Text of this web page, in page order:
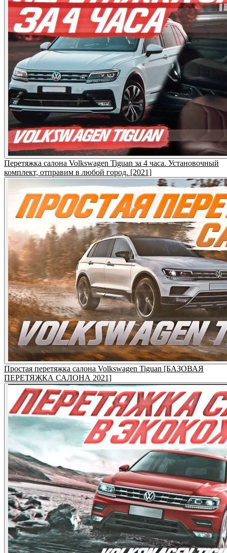
Перетяжка салона Volkswagen Tiguan за 4 часа. Установочный
комплект, отправим в любой город. [2021]
Простая перетяжка салона Volkswagen Tiguan [БАЗОВАЯ
ПЕРЕТЯЖКА САЛОНА 2021]